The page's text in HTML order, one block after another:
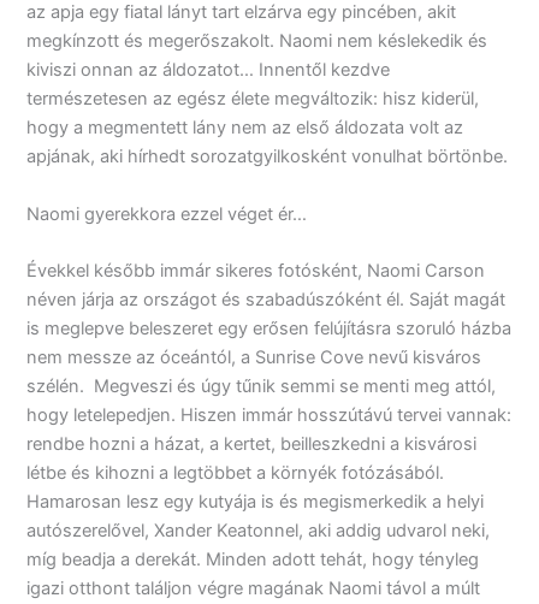
az apja egy fiatal lányt tart elzárva egy pincében, akit
megkínzott és megerőszakolt. Naomi nem késlekedik és
kiviszi onnan az áldozatot… Innentől kezdve
természetesen az egész élete megváltozik: hisz kiderül,
hogy a megmentett lány nem az első áldozata volt az
apjának, aki hírhedt sorozatgyilkosként vonulhat börtönbe.
Naomi gyerekkora ezzel véget ér…
Évekkel később immár sikeres fotósként, Naomi Carson
néven járja az országot és szabadúszóként él. Saját magát
is meglepve beleszeret egy erősen felújításra szoruló házba
nem messze az óceántól, a Sunrise Cove nevű kisváros
szélén. Megveszi és úgy tűnik semmi se menti meg attól,
hogy letelepedjen. Hiszen immár hosszútávú tervei vannak:
rendbe hozni a házat, a kertet, beilleszkedni a kisvárosi
létbe és kihozni a legtöbbet a környék fotózásából.
Hamarosan lesz egy kutyája is és megismerkedik a helyi
autószerelővel, Xander Keatonnel, aki addig udvarol neki,
míg beadja a derekát. Minden adott tehát, hogy tényleg
igazi otthont találjon végre magának Naomi távol a múlt